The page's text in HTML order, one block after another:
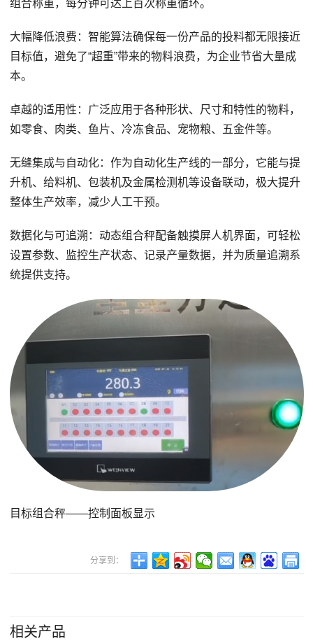
组合称重，每分钟可达上百次称重循环。
大幅降低浪费：智能算法确保每一份产品的投料都无限接近
目标值，避免了“超重”带来的物料浪费，为企业节省大量成
本。
卓越的适用性：广泛应用于各种形状、尺寸和特性的物料，
如零食、肉类、鱼片、冷冻食品、宠物粮、五金件等。
无缝集成与自动化：作为自动化生产线的一部分，它能与提
升机、给料机、包装机及金属检测机等设备联动，极大提升
整体生产效率，减少人工干预。
数据化与可追溯：动态组合秤配备触摸屏人机界面，可轻松
设置参数、监控生产状态、记录产量数据，并为质量追溯系
统提供支持。
目标组合秤——控制面板显示
分享到：
相关产品